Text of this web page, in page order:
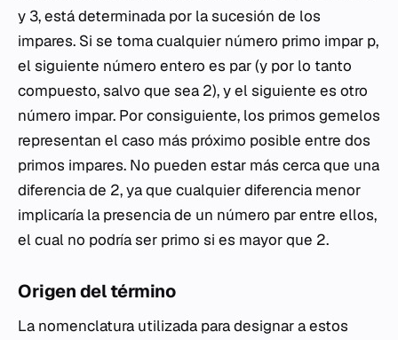
y 3, está determinada por la sucesión de los
impares. Si se toma cualquier número primo impar p,
el siguiente número entero es par (y por lo tanto
compuesto, salvo que sea 2), y el siguiente es otro
número impar. Por consiguiente, los primos gemelos
representan el caso más próximo posible entre dos
primos impares. No pueden estar más cerca que una
diferencia de 2, ya que cualquier diferencia menor
implicaría la presencia de un número par entre ellos,
el cual no podría ser primo si es mayor que 2.
Origen del término
La nomenclatura utilizada para designar a estos